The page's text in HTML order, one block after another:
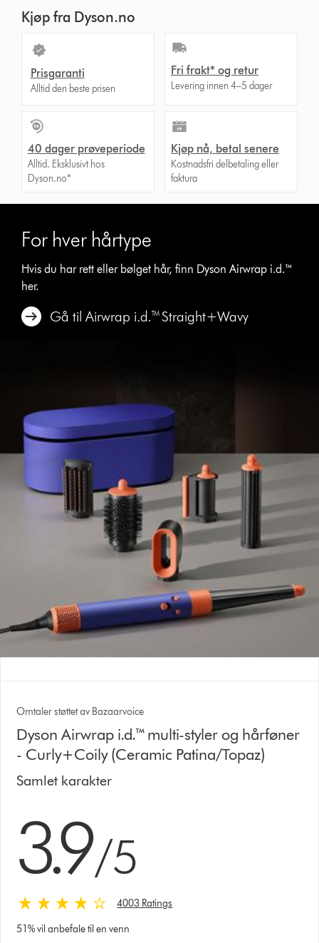
Kjøp fra Dyson.no
Prisgaranti
Alltid den beste prisen
Fri frakt* og retur
Levering innen 4–5 dager
40 dager prøveperiode
Alltid. Eksklusivt hos
Dyson.no*
Kjøp nå, betal senere
Kostnadsfri delbetaling eller
faktura
For hver hårtype
Hvis du har rett eller bølget hår, finn Dyson Airwrap i.d.™
her.
Gå til Airwrap i.d.™ Straight+Wavy
Omtaler støttet av Bazaarvoice
Dyson Airwrap i.d.™ multi-styler og hårføner
- Curly+Coily (Ceramic Patina/Topaz)
Samlet karakter
3.9/5
4003 Ratings
51% vil anbefale til en venn